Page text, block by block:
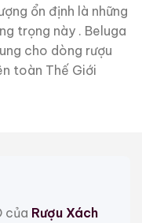
ổn định là những
trọng này . Beluga
cho dòng rượu
toàn Thế Giới
của Rượu Xách